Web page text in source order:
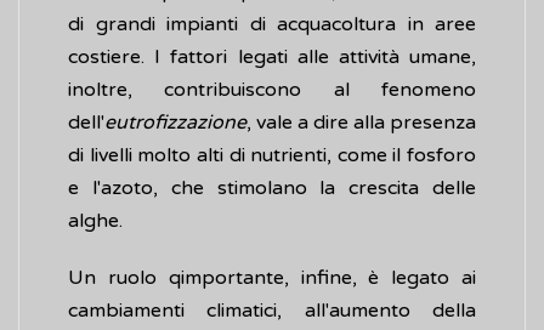
di grandi impianti di acquacoltura in aree
costiere. I fattori legati alle attività umane,
inoltre, contribuiscono al fenomeno
dell'eutrofizzazione, vale a dire alla presenza
di livelli molto alti di nutrienti, come il fosforo
e l'azoto, che stimolano la crescita delle
alghe.
Un ruolo qimportante, infine, è legato ai
cambiamenti climatici, all'aumento della